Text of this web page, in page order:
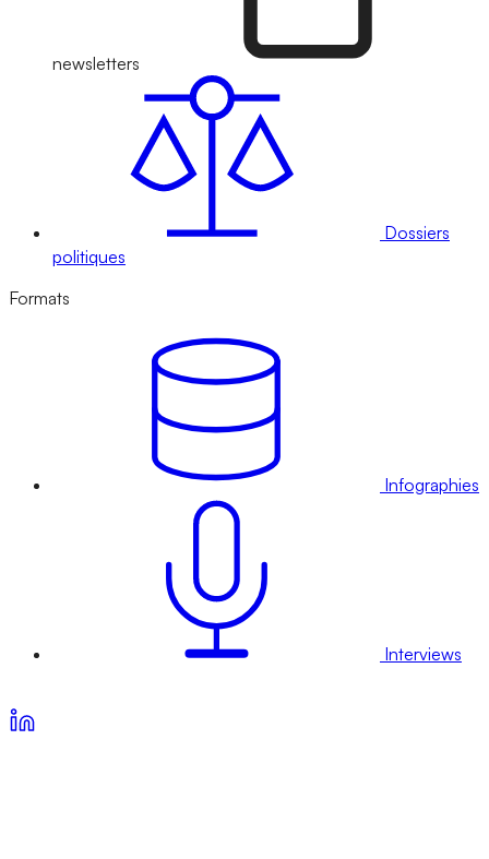
newsletters
Dossiers
politiques
Formats
Infographies
Interviews